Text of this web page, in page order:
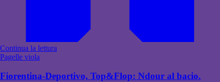
Continua la lettura
Pagelle viola
Fiorentina-Deportivo, Top&Flop: Ndour al bacio.